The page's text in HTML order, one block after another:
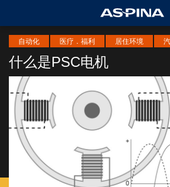
什么是PSC电机
自动化 医疗．福利 居住环境